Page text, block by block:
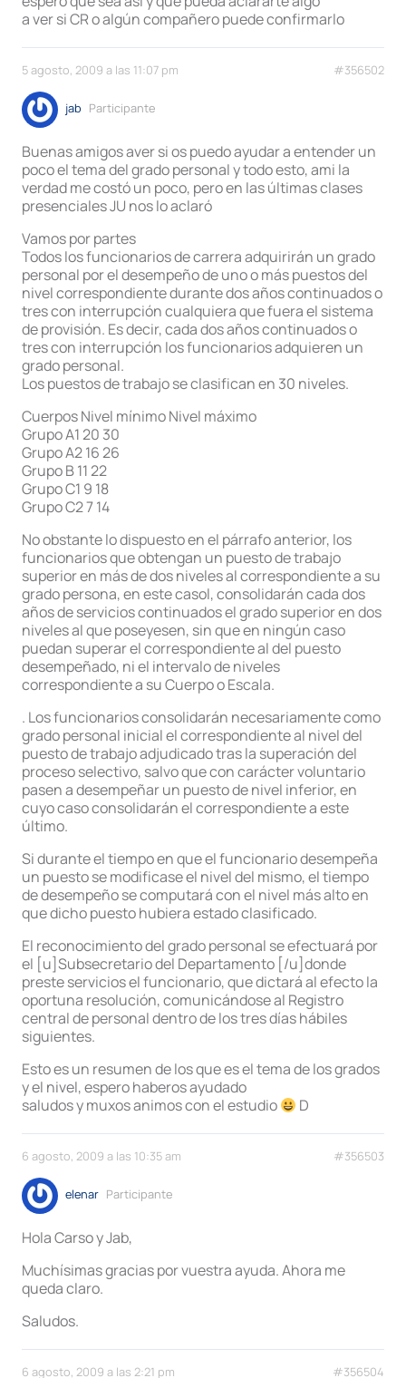
a ver si CR o algún compañero puede confirmarlo
5 agosto, 2009 a las 11:07 pm #356502
jab Participante
Buenas amigos aver si os puedo ayudar a entender un
poco el tema del grado personal y todo esto, ami la
verdad me costó un poco, pero en las últimas clases
presenciales JU nos lo aclaró
Vamos por partes
Todos los funcionarios de carrera adquirirán un grado
personal por el desempeño de uno o más puestos del
nivel correspondiente durante dos años continuados o
tres con interrupción cualquiera que fuera el sistema
de provisión. Es decir, cada dos años continuados o
tres con interrupción los funcionarios adquieren un
grado personal.
Los puestos de trabajo se clasifican en 30 niveles.
Cuerpos Nivel mínimo Nivel máximo
Grupo A1 20 30
Grupo A2 16 26
Grupo B 11 22
Grupo C1 9 18
Grupo C2 7 14
No obstante lo dispuesto en el párrafo anterior, los
funcionarios que obtengan un puesto de trabajo
superior en más de dos niveles al correspondiente a su
grado persona, en este casol, consolidarán cada dos
años de servicios continuados el grado superior en dos
niveles al que poseyesen, sin que en ningún caso
puedan superar el correspondiente al del puesto
desempeñado, ni el intervalo de niveles
correspondiente a su Cuerpo o Escala.
. Los funcionarios consolidarán necesariamente como
grado personal inicial el correspondiente al nivel del
puesto de trabajo adjudicado tras la superación del
proceso selectivo, salvo que con carácter voluntario
pasen a desempeñar un puesto de nivel inferior, en
cuyo caso consolidarán el correspondiente a este
último.
Si durante el tiempo en que el funcionario desempeña
un puesto se modificase el nivel del mismo, el tiempo
de desempeño se computará con el nivel más alto en
que dicho puesto hubiera estado clasificado.
El reconocimiento del grado personal se efectuará por
el [u]Subsecretario del Departamento [/u]donde
preste servicios el funcionario, que dictará al efecto la
oportuna resolución, comunicándose al Registro
central de personal dentro de los tres días hábiles
siguientes.
Esto es un resumen de los que es el tema de los grados
y el nivel, espero haberos ayudado
saludos y muxos animos con el estudio
D
6 agosto, 2009 a las 10:35 am #356503
elenar Participante
Hola Carso y Jab,
Muchísimas gracias por vuestra ayuda. Ahora me
queda claro.
Saludos.
6 agosto, 2009 a las 2:21 pm #356504